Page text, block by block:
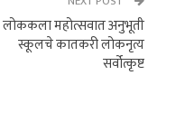
लोककला महोत्सवात अनुभूती
स्कूलचे कातकरी लोकनृत्य
सर्वोत्कृष्ट